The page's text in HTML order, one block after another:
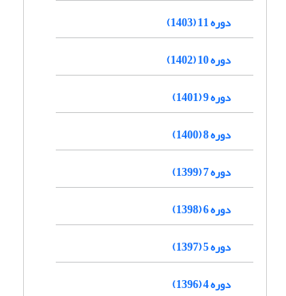
دوره 11 (1403)
دوره 10 (1402)
دوره 9 (1401)
دوره 8 (1400)
دوره 7 (1399)
دوره 6 (1398)
دوره 5 (1397)
دوره 4 (1396)